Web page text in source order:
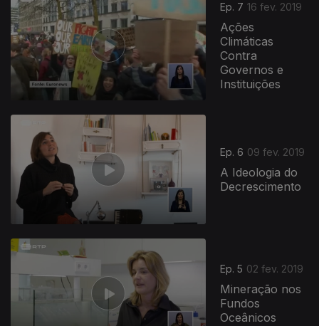
Ep. 7 16 fev. 2019
Ações
Climáticas
Contra
Governos e
Instituições
Ep. 6 09 fev. 2019
A Ideologia do
Decrescimento
Ep. 5 02 fev. 2019
Mineração nos
Fundos
Oceânicos
386487